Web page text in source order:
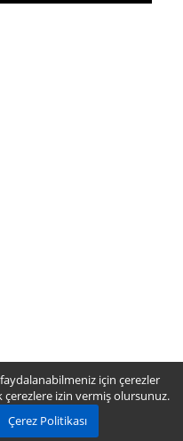
için çerezler
çerezlere izin vermiş olursunuz.
Çerez Politikası